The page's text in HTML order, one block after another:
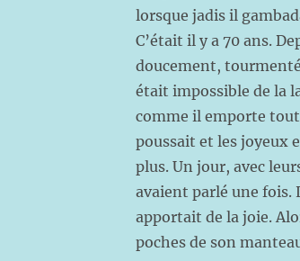
lorsque jadis il
C’était il y a 70 ans.
doucement,
était impossible de la
comme il emporte
poussait et les joyeux
plus. Un jour, avec
avaient parlé une fois.
apportait de la joie.
poches de son